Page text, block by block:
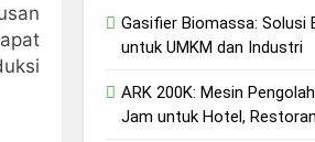
Berkelanjutan
Gasifier Biomassa: Solusi
untuk UMKM dan Industri
ARK 200K: Mesin
Jam untuk Hotel,